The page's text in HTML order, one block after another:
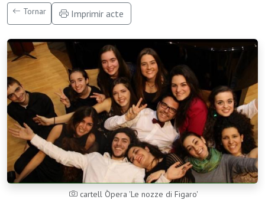
Tornar Imprimir acte
cartell Òpera 'Le nozze di Figaro'